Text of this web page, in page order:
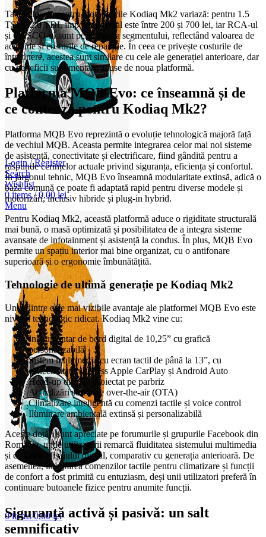
Login / Register
Search
Wishlist
0items / 0,00lei
Menu
0items 0,00lei
Taxele locale pentru motorizările Kodiaq Mk2 variază: pentru 1.5
TSI și 2.0 TDI, impozitul anual este între 200 și 700 lei, iar RCA-ul
și CASCO-ul sunt peste media segmentului, reflectând valoarea de
achiziție și costurile de reparație. În ceea ce privește costurile de
întreținere, acestea sunt similare cu cele ale generației anterioare, dar
cu beneficii suplimentare aduse de noua platformă.
Platforma MQB Evo: ce înseamnă și de
ce contează pentru Kodiaq Mk2?
Platforma MQB Evo reprezintă o evoluție tehnologică majoră față
de vechiul MQB. Aceasta permite integrarea celor mai noi sisteme
de asistență, conectivitate și electrificare, fiind gândită pentru a
răspunde cerințelor actuale privind siguranța, eficiența și confortul.
În jargonul tehnic, MQB Evo înseamnă modularitate extinsă, adică o
bază comună ce poate fi adaptată rapid pentru diverse modele și
motorizări, inclusiv hibride și plug-in hybrid.
Pentru Kodiaq Mk2, această platformă aduce o rigiditate structurală
mai bună, o masă optimizată și posibilitatea de a integra sisteme
avansate de infotainment și asistență la condus. În plus, MQB Evo
permite un spațiu interior mai bine organizat, cu o antifonare
superioară și o ergonomie îmbunătățită.
Tehnologie de ultimă generație pe Kodiaq Mk2
Unul dintre cele mai vizibile avantaje ale platformei MQB Evo este
nivelul tehnologic ridicat. Kodiaq Mk2 vine cu:
Instrumentar de bord digital de 10,25” cu grafică
personalizabilă
Sistem multimedia cu ecran tactil de până la 13”, cu
conectivitate wireless Apple CarPlay și Android Auto
Head-up display proiectat pe parbriz
Actualizări software over-the-air (OTA)
Climatizare inteligentă cu comenzi tactile și voice control
Iluminare ambientală extinsă și personalizabilă
Aceste dotări sunt apreciate pe forumurile și grupurile Facebook din
România, unde utilizatorii remarcă fluiditatea sistemului multimedia
și calitatea afișajului digital, comparativ cu generația anterioară. De
asemenea, integrarea comenzilor tactile pentru climatizare și funcții
de confort a fost primită cu entuziasm, deși unii utilizatori preferă în
continuare butoanele fizice pentru anumite funcții.
Siguranță activă și pasivă: un salt
semnificativ